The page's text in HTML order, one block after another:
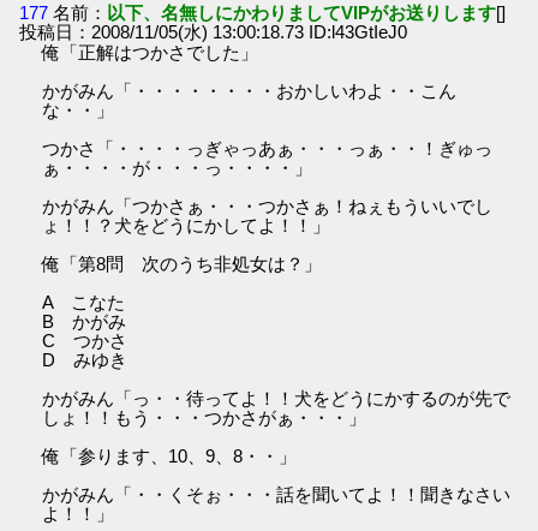
177 名前： 以下、名無しにかわりましてVIPがお送りします[]
投稿日：2008/11/05(水) 13:00:18.73 ID:l43GtIeJ0
俺「正解はつかさでした」
かがみん「・・・・・・・・おかしいわよ・・こん
な・・」
つかさ「・・・・っぎゃっあぁ・・・っぁ・・！ぎゅっ
ぁ・・・・が・・・っ・・・・」
かがみん「つかさぁ・・・つかさぁ！ねぇもういいでし
ょ！！？犬をどうにかしてよ！！」
俺「第8問 次のうち非処女は？」
A こなた
B かがみ
C つかさ
D みゆき
かがみん「っ・・待ってよ！！犬をどうにかするのが先で
しょ！！もう・・・つかさがぁ・・・」
俺「参ります、10、9、8・・」
かがみん「・・くそぉ・・・話を聞いてよ！！聞きなさい
よ！！」